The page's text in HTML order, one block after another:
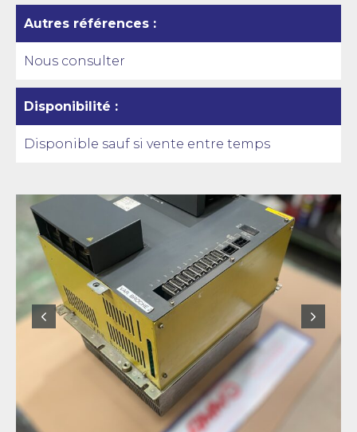
Autres références :
Nous consulter
Disponibilité :
Disponible sauf si vente entre temps